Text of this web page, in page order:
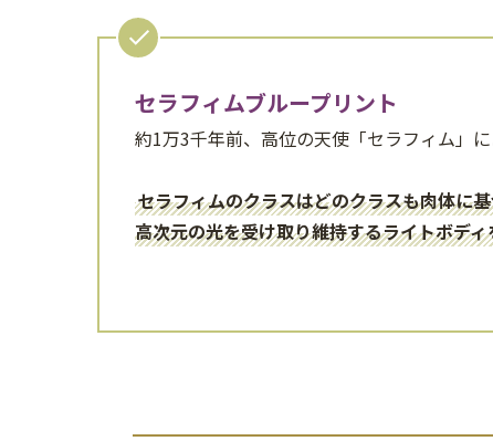
セラフィムブループリント
約1万3千年前、高位の天使「セラフィム」
セラフィムのクラスはどのクラスも肉体に
高次元の光を受け取り維持するライトボデ